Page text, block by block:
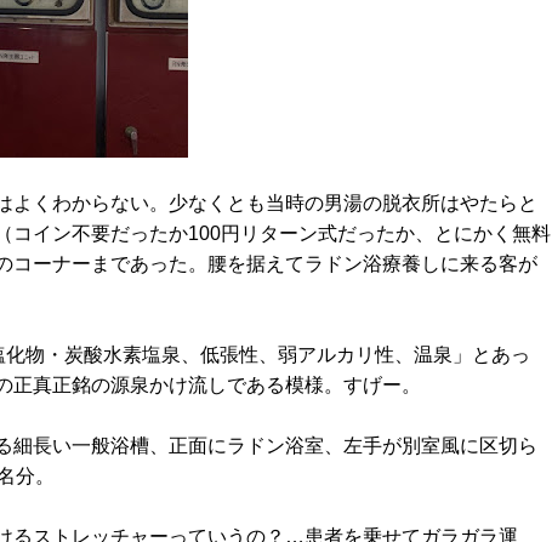
よくわからない。少なくとも当時の男湯の脱衣所はやたらと
コイン不要だったか100円リターン式だったか、とにかく無料
コーナーまであった。腰を据えてラドン浴療養しに来る客が
物・炭酸水素塩泉、低張性、弱アルカリ性、温泉」とあっ
真正銘の源泉かけ流しである模様。すげー。
細長い一般浴槽、正面にラドン浴室、左手が別室風に区切ら
分。
るストレッチャーっていうの？…患者を乗せてガラガラ運